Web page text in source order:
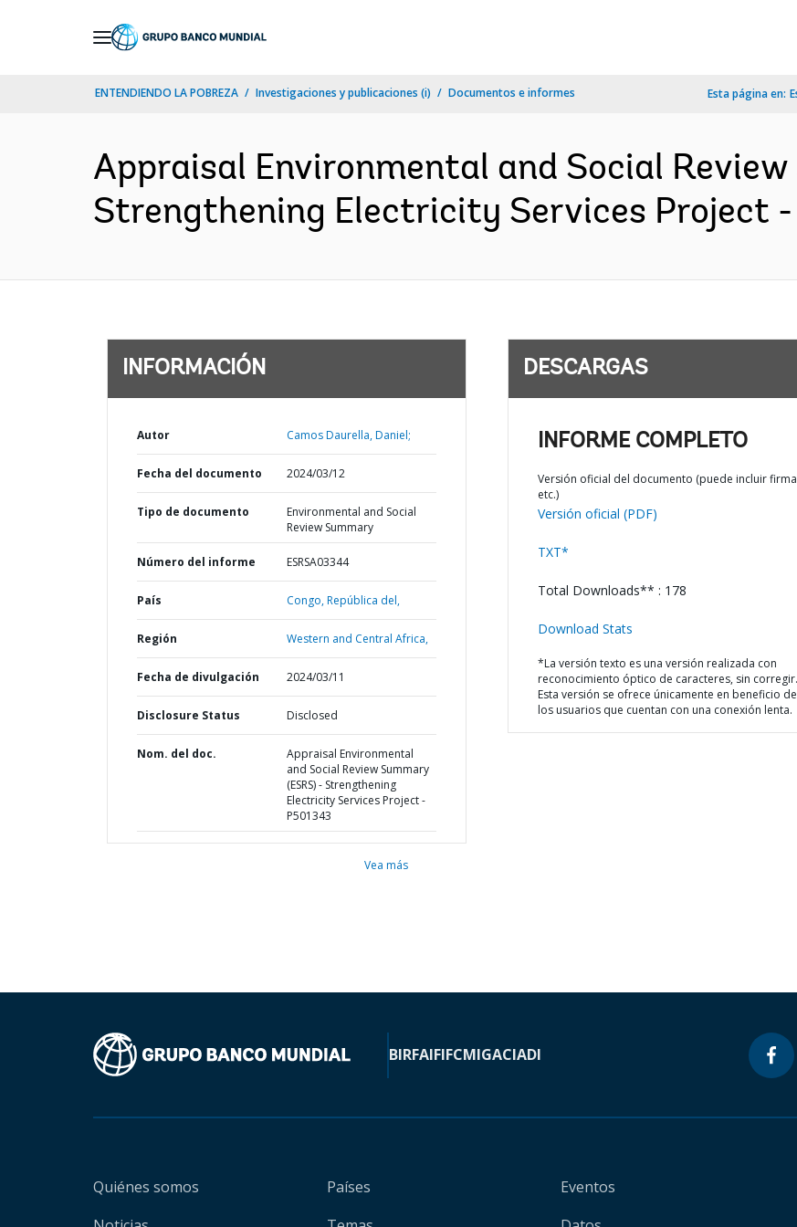
ENTENDIENDO LA POBREZA Investigaciones y publicaciones (i) Documentos e informes Esta página en:
Appraisal Environmental and Social Review
Strengthening Electricity Services Project -
INFORMACIÓN
Autor Camos Daurella, Daniel;
Fecha del documento 2024/03/12
Tipo de documento
Environmental and Social
Review Summary
Número del informe ESRSA03344
País Congo,República del,
Región Western and Central Africa,
Fecha de divulgación 2024/03/11
Disclosure Status Disclosed
Nom. del doc.
Appraisal Environmental
and Social Review Summary
(ESRS) - Strengthening
Electricity Services Project -
P501343
Vea más
DESCARGAS
INFORME COMPLETO
Versión oficial del documento (puede incluir
etc.)
Versión oficial (PDF)
TXT*
Total Downloads** : 178
Download Stats
*La versión texto es una versión realizada con
reconocimiento óptico de caracteres, sin corregir.
Esta versión se ofrece únicamente en beneficio de
los usuarios que cuentan con una conexión lenta.
BIRFAIFIFCMIGACIADI
Quiénes somos
Países
Eventos